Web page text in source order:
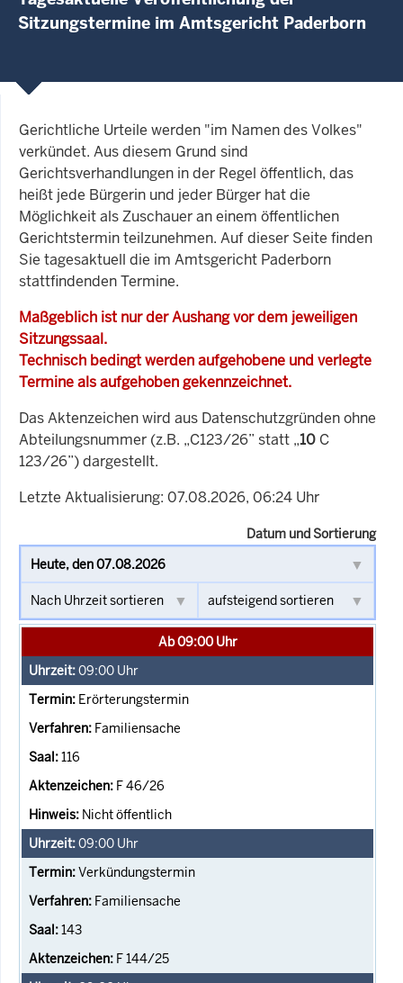
Sitzungstermine im Amtsgericht Paderborn
Gerichtliche Urteile werden "im Namen des Volkes"
verkündet. Aus diesem Grund sind
Gerichtsverhandlungen in der Regel öffentlich, das
heißt jede Bürgerin und jeder Bürger hat die
Möglichkeit als Zuschauer an einem öffentlichen
Gerichtstermin teilzunehmen. Auf dieser Seite finden
Sie tagesaktuell die im Amtsgericht Paderborn
stattfindenden Termine.
Maßgeblich ist nur der Aushang vor dem jeweiligen
Sitzungssaal.
Technisch bedingt werden aufgehobene und verlegte
Termine als aufgehoben gekennzeichnet.
Das Aktenzeichen wird aus Datenschutzgründen ohne
Abteilungsnummer (z.B. „C123/26” statt „10 C
123/26”) dargestellt.
Letzte Aktualisierung: 07.08.2026, 06:24 Uhr
Datum und Sortierung
Ab 09:00 Uhr
09:00 Uhr
Erörterungstermin
Familiensache
116
F 46/26
Nicht öffentlich
09:00 Uhr
Verkündungstermin
Familiensache
143
F 144/25